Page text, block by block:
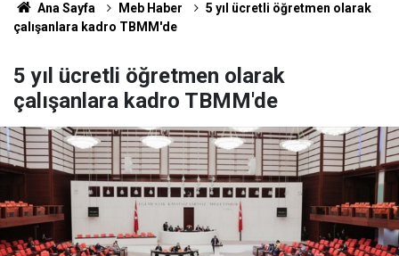
Ana Sayfa Meb Haber
5 yıl ücretli öğretmen olarak
çalışanlara kadro TBMM'de
5 yıl ücretli öğretmen olarak
çalışanlara kadro TBMM'de